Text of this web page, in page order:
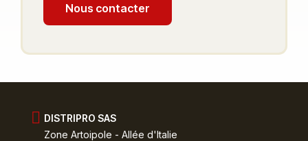
Nous contacter
DISTRIPRO SAS
Zone Artoipole - Allée d'Italie